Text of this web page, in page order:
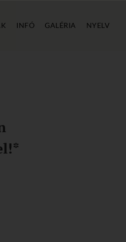
INFÓ GALÉRIA NYELV